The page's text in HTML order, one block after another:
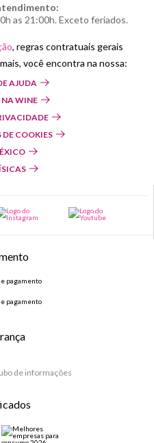
as 21:00h. Exceto feriados.
, regras contratuais gerais
você encontra na nossa:
AJUDA
WINE
DE COOKIES
de informações